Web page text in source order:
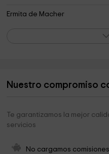
Ermita de Macher
Parque Infantil
Ayuntamiento De Yaiza
Ayuntamiento de Yaiza
Nuestro compromiso
Te garantizamos la mejor
servicios
No cargamos